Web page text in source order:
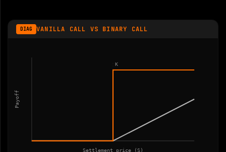
DIAG VANILLA CALL VS BINARY CALL
Settlement price (S)
Payoff
K